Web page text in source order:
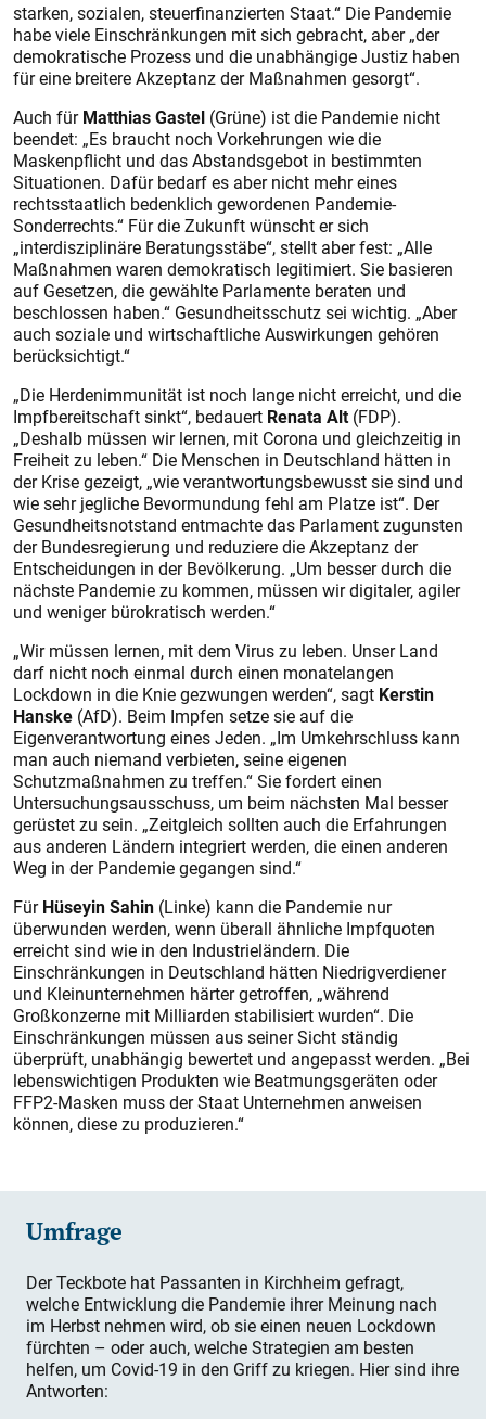
starken, sozialen, steuerfinanzierten Staat.“ Die Pandemie
habe viele Einschränkungen mit sich gebracht, aber „der
demokratische Prozess und die unabhängige Jus­tiz haben
für eine breitere Akzeptanz der Maßnahmen gesorgt“.
Auch fürMatthias Gastel (Grüne) ist die Pandemie nicht
beendet: „Es braucht noch Vorkehrungen wie die
Maskenpflicht und das Abstandsgebot in bestimmten
Situationen. Dafür bedarf es aber nicht mehr eines
rechtsstaatlich bedenklich gewordenen Pandemie-
Sonderrechts.“ Für die Zukunft wünscht er sich
„interdisziplinäre Beratungsstäbe“, stellt aber fest: „Alle
Maßnahmen waren demokratisch legitimiert. Sie basieren
auf Gesetzen, die gewählte Parlamente beraten und
beschlossen haben.“ Gesundheitsschutz sei wichtig. „Aber
auch soziale und wirtschaftliche Auswirkungen gehören
berücksichtigt.“
„Die Herdenimmunität ist noch lange nicht erreicht, und die
Impfbereitschaft sinkt“, bedauert Renata Alt (FDP).
„Deshalb müssen wir lernen, mit Corona und gleichzeitig in
Freiheit zu leben.“ Die Menschen in Deutschland hätten in
der Krise gezeigt, „wie verantwortungsbewusst sie sind und
wie sehr jegliche Bevormundung fehl am Platze ist“. Der
Gesundheitsnotstand entmachte das Parlament zugunsten
der Bundesregierung und reduziere die Akzeptanz der
Entscheidungen in der Bevölkerung. „Um besser durch die
nächste Pandemie zu kommen, müssen wir digitaler, agiler
und weniger bürokratisch werden.“
„Wir müssen lernen, mit dem Virus zu leben. Unser Land
darf nicht noch einmal durch einen monatelangen
Lockdown in die Knie gezwungen werden“, sagt Kerstin
Hanske (AfD). Beim Impfen setze sie auf die
Eigenverantwortung eines Jeden. „Im Umkehrschluss kann
man auch niemand verbieten, seine eigenen
Schutzmaßnahmen zu treffen.“ Sie fordert einen
Untersuchungsausschuss, um beim nächsten Mal besser
gerüstet zu sein. „Zeitgleich sollten auch die Erfahrungen
aus anderen Ländern integriert werden, die einen anderen
Weg in der Pandemie gegangen sind.“
FürHüseyin Sahin (Linke) kann die Pandemie nur
überwunden werden, wenn überall ähnliche Impfquoten
erreicht sind wie in den Industrieländern. Die
Einschränkungen in Deutschland hätten Niedrigverdiener
und Kleinunternehmen härter getroffen, „während
Großkonzerne mit Milliarden stabilisiert wurden“. Die
Einschränkungen müssen aus seiner Sicht ständig
überprüft, unabhängig bewertet und angepasst werden. „Bei
lebenswichtigen Produkten wie Beatmungsgeräten oder
FFP2-Masken muss der Staat Unternehmen anweisen
können, diese zu produzieren.“
Umfrage
Der Teckbote hat Passanten in Kirchheim gefragt,
welche Entwicklung die Pandemie ihrer Meinung nach
im Herbst nehmen wird, ob sie einen neuen Lockdown
fürchten – oder auch, welche Strategien am besten
helfen, um Covid-19 in den Griff zu kriegen. Hier sind ihre
Antworten: